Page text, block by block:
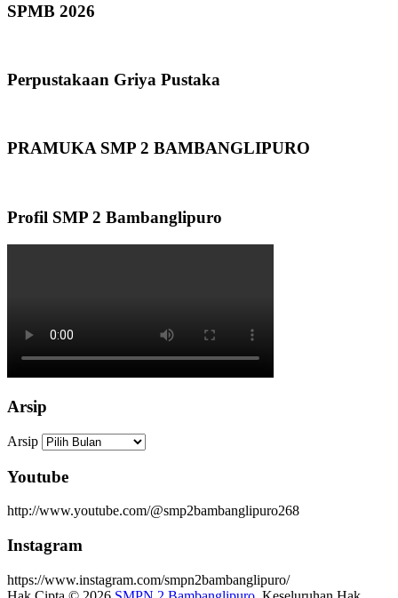
SPMB 2026
Perpustakaan Griya Pustaka
PRAMUKA SMP 2 BAMBANGLIPURO
Profil SMP 2 Bambanglipuro
Arsip
Arsip
Youtube
http://www.youtube.com/@smp2bambanglipuro268
Instagram
https://www.instagram.com/smpn2bambanglipuro/